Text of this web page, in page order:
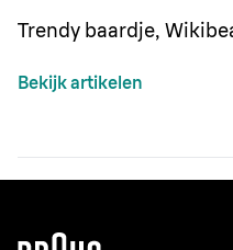
Trendy baardje,
Bekijk artikelen